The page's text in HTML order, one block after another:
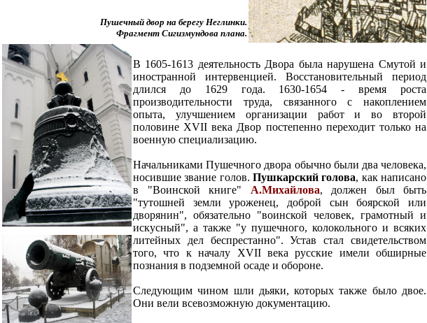
Пушечный двор на берегу Неглинки.
Фрагмент Сигизмундова плана.
В 1605-1613 деятельность Двора была нарушена Смутой и
иностранной интервенцией. Восстановительный период
длился до 1629 года. 1630-1654 - время роста
производительности труда, связанного с накоплением
опыта, улучшением организации работ и во второй
половине XVII века Двор постепенно переходит только на
военную специализацию.
Начальниками Пушечного двора обычно были два человека,
носившие звание голов. Пушкарский голова, как написано
в "Воинской книге" А.Михайлова, должен был быть
"тутошней земли уроженец, доброй сын боярской или
дворянин", обязательно "воинской человек, грамотный и
искусный", а также "у пушечного, колокольного и всяких
литейных дел беспрестанно". Устав стал свидетельством
того, что к началу XVIIвека русские имели обширные
познания в подземной осаде и обороне.
Следующим чином шли дьяки, которых также было двое.
Они вели всевозможную документацию.